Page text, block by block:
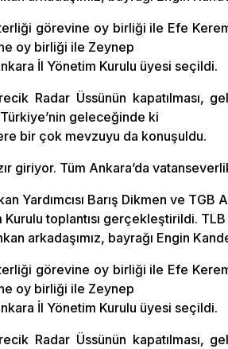
görevine oy birliği ile Efe
oy birliği ile Zeynep
İl Yönetim Kurulu üyesi seçildi.
Radar Üssünün kapatılması,
geleceğinde ki
bir çok mevzuyu da konuşuldu.
giriyor. Tüm Ankara’da
Yardımcısı Barış Dikmen ve TGB
Kurulu toplantısı gerçekleştirildi.
arkadaşımız, bayrağı Engin
görevine oy birliği ile Efe
oy birliği ile Zeynep
İl Yönetim Kurulu üyesi seçildi.
Radar Üssünün kapatılması,